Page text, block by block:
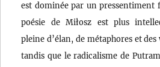
est dominée par un pressentiment
poésie de Miłosz est plus
pleine d’élan, de métaphores et des
tandis que le radicalisme de